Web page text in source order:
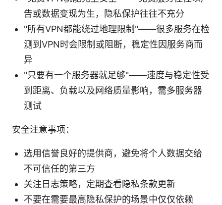
告或数据变现为生，隐私保护往往不充分
"所有VPN都能绕过地理限制"——很多服务在检
测到VPN时会限制或阻断，稳定性因服务商而
异
"只要有一个服务器就足够"——速度与稳定性受
到距离、负载以及网络质量影响，需多服务器
测试
安全注意事项：
选用信誉良好的提供商，避免将个人数据交给
不可信任的第三方
关注日志策略，定期查看隐私条款更新
不要在需要最高隐私保护的场景中仅仅依赖